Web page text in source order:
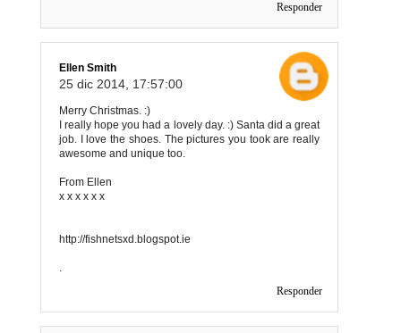
Responder
Ellen Smith
25 dic 2014, 17:57:00
Merry Christmas. :)
I really hope you had a lovely day. :) Santa did a great
job. I love the shoes. The pictures you took are really
awesome and unique too.
From Ellen
x x x x x x
http://fishnetsxd.blogspot.ie
.
Responder